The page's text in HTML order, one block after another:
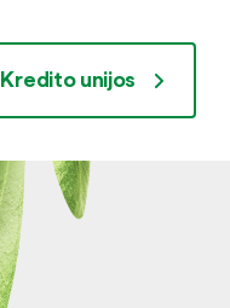
Kredito unijos